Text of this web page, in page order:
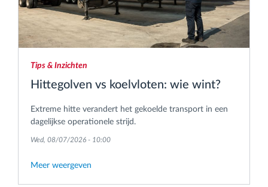
Tips & Inzichten
Hittegolven vs koelvloten: wie wint?
Extreme hitte verandert het gekoelde transport in een
dagelijkse operationele strijd.
Wed, 08/07/2026 - 10:00
Meer weergeven